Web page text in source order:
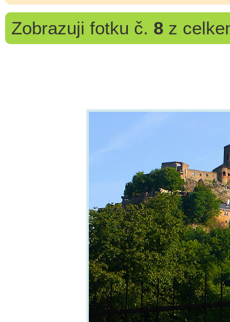
Zobrazuji fotku č. 8z